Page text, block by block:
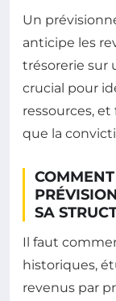
Un
anticipe les
trésorerie sur
crucial pour
ressources,
que la
SA
Il faut
historiques,
revenus par